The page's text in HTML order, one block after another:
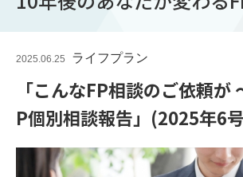
2025.06.25 ライフプラン
「こんなFP相談のご依頼が
P個別相談報告」(2025年6号